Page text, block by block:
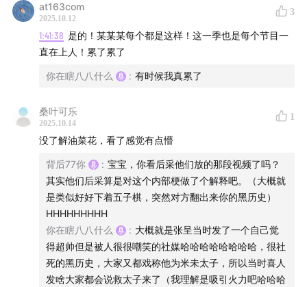
at163com
2025.10.12
3
1:41:38 是的！某某某每个都是这样！这一季也是每个节目一
直在上人！累了累了
你在瞎八八什么 : 有时候我真累了
桑叶可乐
2025.10.14
1
没了解油菜花，看了感觉有点懵
背后77你 : 宝宝，你看后采他们放的那段视频了吗？
其实他们后采算是对这个内部梗做了个解释吧。（大概就
是类似好好下着五子棋，突然对方翻出来你的黑历史）
HHHHHHHHH
你在瞎八八什么
: 大概就是张呈当时发了一个自己觉
得超帅但是被人很很嘲笑的社媒哈哈哈哈哈哈哈哈，很社
死的黑历史，大家又都戏称他为米未太子，所以当时喜人
发啥大家都会说救太子来了（我理解是吸引火力吧哈哈哈